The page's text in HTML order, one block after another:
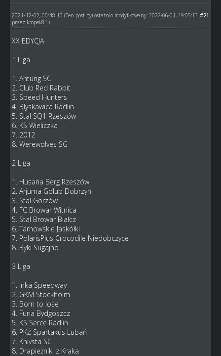
#21
2021-12-02, 00:48:10 (Ten post był ostatnio modyfikowany: 2022-06-01, 19:05:13
przez kropek81 .)
XX EDYCJA
1 Liga
1. Ahtung SC
2. Club Red Rabbit
3. Speed Hunters
4. Błyskawica Radlin
5. Stal SQ1 Rzeszów
6. KS Wieliczka
7. 2012
8. Werewolves SG
2 Liga
1. Husaria Berg Rzeszów
2. Arjuma Golub Dobrzyń
3. Stal Gorzów
4. FC Browar Witnica
5. Stal Browar Białcz
6. Tarnowskie Jaskółki
7. PolarisPlus Crocodile Niedobczyce
8. Byki Sugajno
3 Liga
1. Inka Speedway
2. GKM Stockholm
3. Born to lose
4. Furia Bydgoszcz
5. KS Serce Radlin
6. PKŻ Spartakus Lubań
7. Knivsta SC
8. Drapieżniki z Kraka